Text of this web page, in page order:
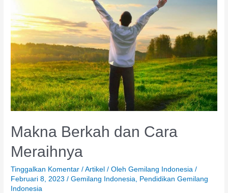
Makna Berkah dan Cara
Meraihnya
Tinggalkan Komentar /Artikel / OlehGemilang Indonesia/
Februari 8, 2023/Gemilang Indonesia
Pendidikan Gemilang
Indonesia
Meraihnya